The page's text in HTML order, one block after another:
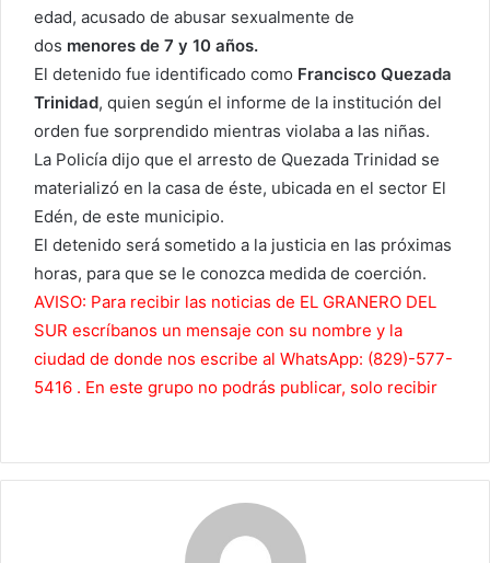
edad, acusado de abusar sexualmente de
dos menores de 7 y 10 años.
El detenido fue identificado como Francisco Quezada
Trinidad, quien según el informe de la institución del
orden fue sorprendido mientras violaba a las niñas.
La Policía dijo que el arresto de Quezada Trinidad se
materializó en la casa de éste, ubicada en el sector El
Edén, de este municipio.
El detenido será sometido a la justicia en las próximas
horas, para que se le conozca medida de coerción.
AVISO: Para recibir las noticias de EL GRANERO DEL
SUR escríbanos un mensaje con su nombre y la
ciudad de donde nos escribe al WhatsApp: (829)-577-
5416 . En este grupo no podrás publicar, solo recibir